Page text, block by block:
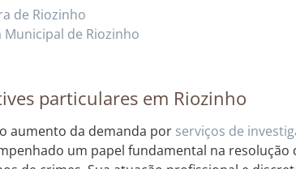
de Riozinho
Municipal de Riozinho
particulares em Riozinho
aumento da demanda por serviços de
um papel fundamental na resolução